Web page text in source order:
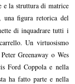
e la struttura di matrice
una figura retorica del
di inquadrare tutti i
Un virtuosismo
Greenaway o Wes
Ford Coppola e nella
ha fatto parte e nella